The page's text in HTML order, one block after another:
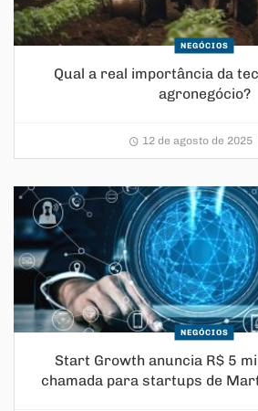
NEGÓCIOS
Qual a real importância da
agronegócio?
12 de agosto de 2025
NEGÓCIOS
Start Growth anuncia R$ 5
chamada para startups de